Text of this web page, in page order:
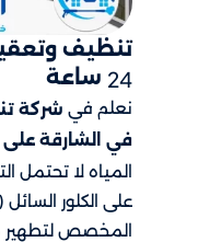
تنظيف
24 ساعة
نعلم في شركة
في الشارقة على
المياه لا تحتمل
المخصص لتطهير